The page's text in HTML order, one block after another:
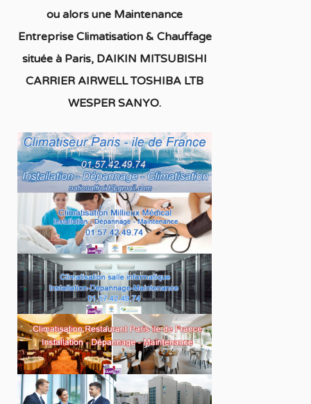
ou alors une Maintenance
Entreprise Climatisation & Chauffage
située à Paris, DAIKIN MITSUBISHI
CARRIER AIRWELL TOSHIBA LTB
WESPER SANYO.